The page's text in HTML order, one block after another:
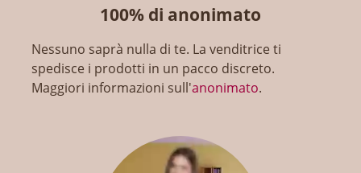
100% di anonimato
Nessuno saprà nulla di te. La venditrice ti
spedisce i prodotti in un pacco discreto.
Maggiori informazioni sull'anonimato.